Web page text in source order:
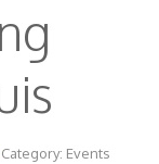
Category: Events